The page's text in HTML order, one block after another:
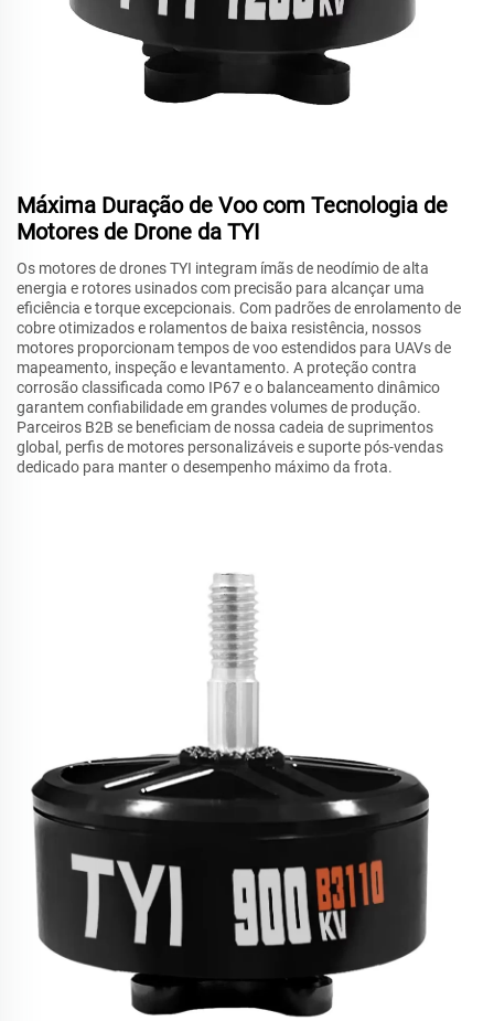
Máxima Duração de Voo com Tecnologia de
Motores de Drone da TYI
Os motores de drones TYI integram ímãs de neodímio de alta
energia e rotores usinados com precisão para alcançar uma
eficiência e torque excepcionais. Com padrões de enrolamento de
cobre otimizados e rolamentos de baixa resistência, nossos
motores proporcionam tempos de voo estendidos para UAVs de
mapeamento, inspeção e levantamento. A proteção contra
corrosão classificada como IP67 e o balanceamento dinâmico
garantem confiabilidade em grandes volumes de produção.
Parceiros B2B se beneficiam de nossa cadeia de suprimentos
global, perfis de motores personalizáveis e suporte pós-vendas
dedicado para manter o desempenho máximo da frota.